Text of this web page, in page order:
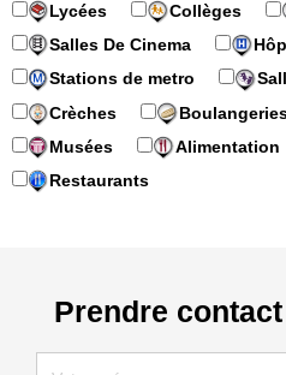
Lycées Collèges
Salles De Cinema
Stations de metro
Crèches
Musées
Alimentation
Restaurants
Prendre